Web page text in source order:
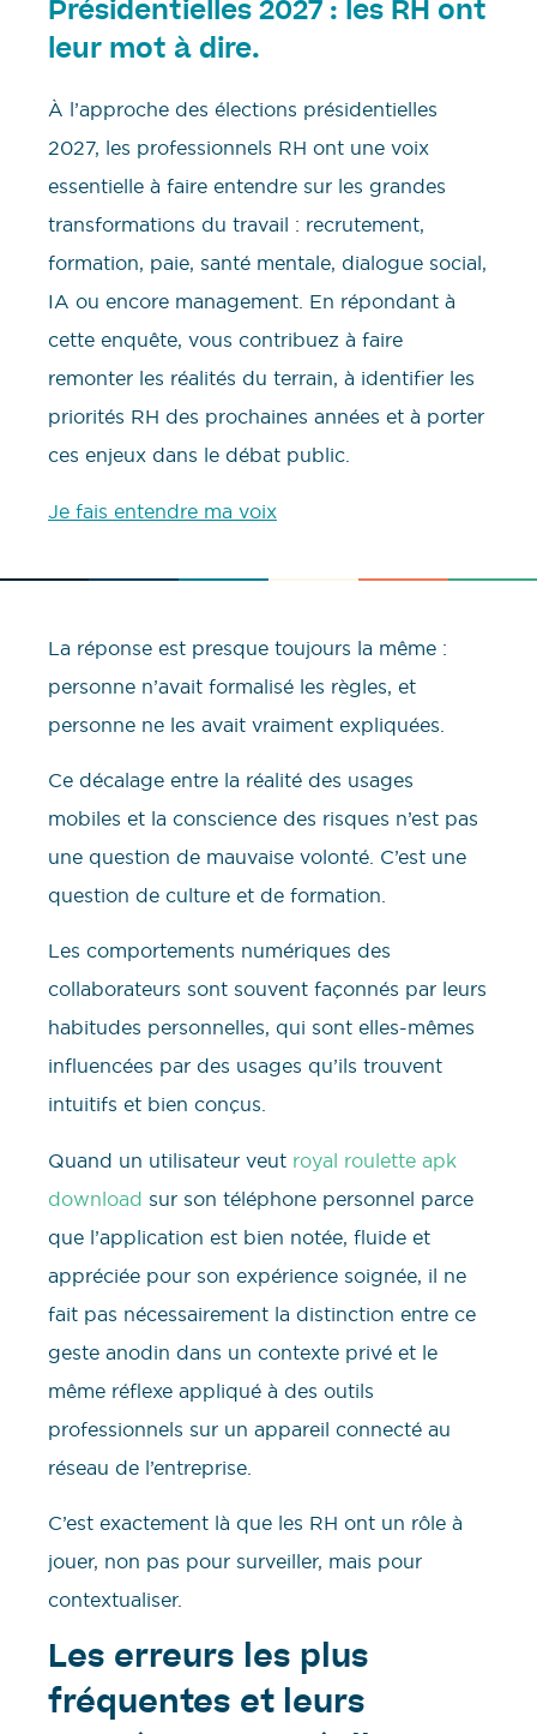
Présidentielles 2027 : les RH ont
leur mot à dire.
À l’approche des élections présidentielles
2027, les professionnels RH ont une voix
essentielle à faire entendre sur les grandes
transformations du travail : recrutement,
formation, paie, santé mentale, dialogue social,
IA ou encore management. En répondant à
cette enquête, vous contribuez à faire
remonter les réalités du terrain, à identifier les
priorités RH des prochaines années et à porter
ces enjeux dans le débat public.
Je fais entendre ma voix
La réponse est presque toujours la même :
personne n’avait formalisé les règles, et
personne ne les avait vraiment expliquées.
Ce décalage entre la réalité des usages
mobiles et la conscience des risques n’est pas
une question de mauvaise volonté. C’est une
question de culture et de formation.
Les comportements numériques des
collaborateurs sont souvent façonnés par leurs
habitudes personnelles, qui sont elles-mêmes
influencées par des usages qu’ils trouvent
intuitifs et bien conçus.
Quand un utilisateur veut royal roulette apk
download sur son téléphone personnel parce
que l’application est bien notée, fluide et
appréciée pour son expérience soignée, il ne
fait pas nécessairement la distinction entre ce
geste anodin dans un contexte privé et le
même réflexe appliqué à des outils
professionnels sur un appareil connecté au
réseau de l’entreprise.
C’est exactement là que les RH ont un rôle à
jouer, non pas pour surveiller, mais pour
contextualiser.
Les erreurs les plus
fréquentes et leurs